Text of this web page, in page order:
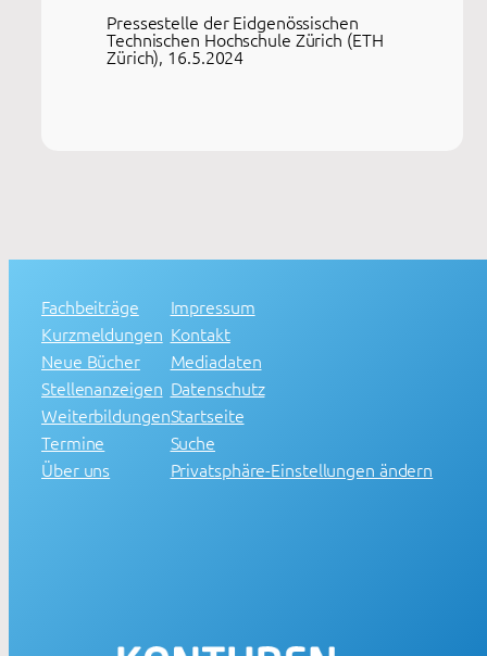
Pressestelle der Eidgenössischen
Technischen Hochschule Zürich (ETH
Zürich), 16.5.2024
Fachbeiträge
Kurzmeldungen
Neue Bücher
Stellenanzeigen
Weiterbildungen
Termine
Über uns
Impressum
Kontakt
Mediadaten
Datenschutz
Startseite
Suche
Privatsphäre-Einstellungen ändern